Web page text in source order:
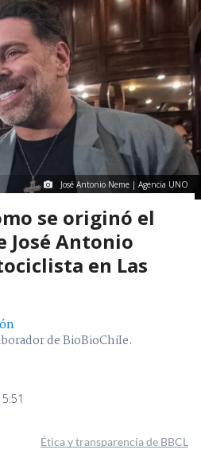
José Antonio Neme | Agencia UNO
se originó el
José Antonio
en Las
de BioBioChile.
Ética y transparencia de BBCL